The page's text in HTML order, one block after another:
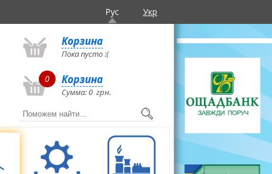
Рус Укр
Корзина
Пока пусто :(
0 Корзина
Сумма:0 грн.